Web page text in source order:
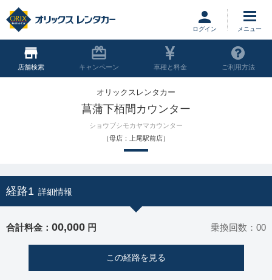
ログイン
店舗 キャンペーン 車種と料金 ご利用方法
オリックスレンタカー
菖蒲下栢間カウンター
ショウブシモカヤマカウンター
（母店：上尾駅前店）
経路1 詳細情報
合計料金： 00,000 円 乗換回数：00
この経路を見る